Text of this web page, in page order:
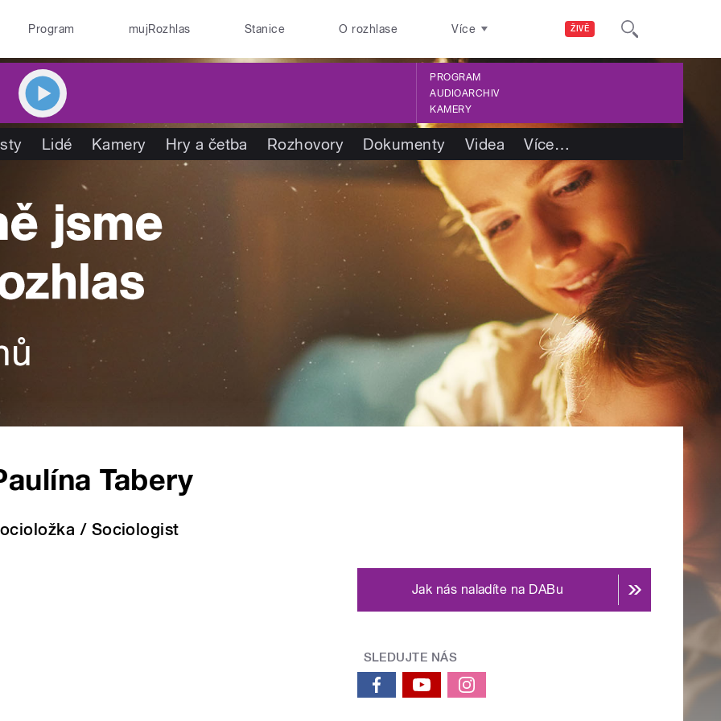
ŽIVĚ
Program mujRozhlas Stanice O rozhlase Více
PROGRAM
AUDIOARCHIV
KAMERY
Lidé Kamery Hry a četba Rozhovory Dokumenty Videa Více…
Tabery
/ Sociologist
Jak nás naladíte na DABu
SLEDUJTE NÁS